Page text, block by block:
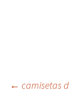
← camisetas